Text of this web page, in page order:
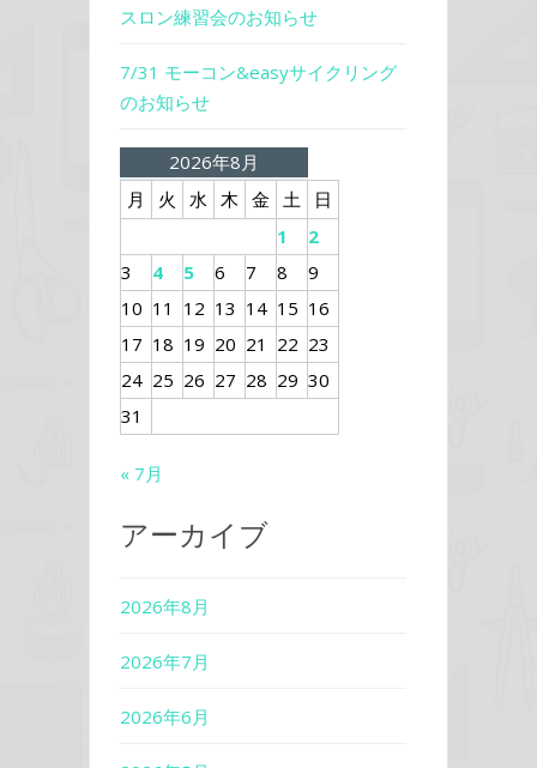
スロン練習会のお知らせ
7/31 モーコン&easyサイクリング
のお知らせ
2026年8月
月
火 水 木 金 土
日
1
2
3
4 5 6 7 8
9
10 11 12 13 14 15 16
17 18 19 20 21 22 23
24 25 26 27 28 29 30
31
« 7月
アーカイブ
2026年8月
2026年7月
2026年6月